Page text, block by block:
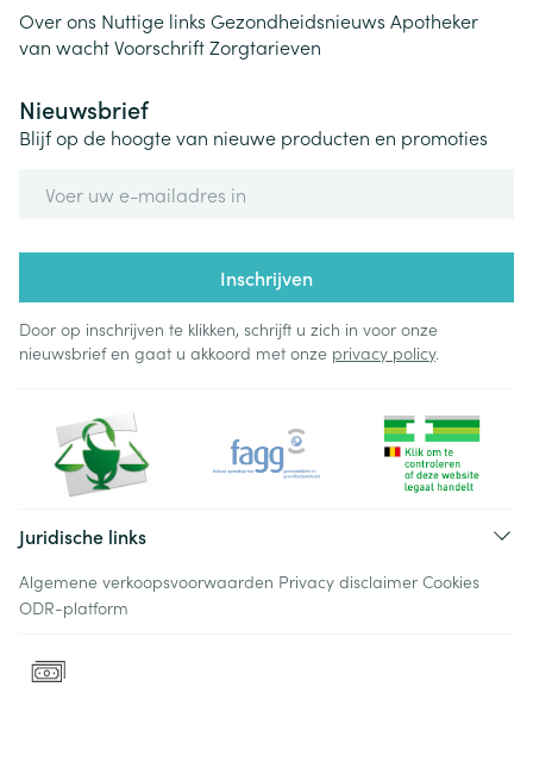
Over ons Nuttige links Gezondheidsnieuws Apotheker
van wachtVoorschriftZorgtarieven
Nieuwsbrief
Blijf op de hoogte van nieuwe producten en promoties
Inschrijven
Door op inschrijven te klikken, schrijft u zich in voor onze
nieuwsbrief en gaat u akkoord met onze privacy policy.
Juridische links
Algemene verkoopsvoorwaarden Privacy disclaimer Cookies
ODR-platform